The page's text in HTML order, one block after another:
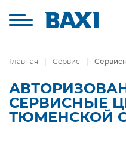
Главная Сервис
СЕРВИСНЫЕ
ТЮМЕНСКОЙ